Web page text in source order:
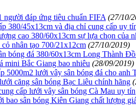
người đáp ứng tiêu chuẩn FIFA (27/10/
380/45x13cm và địa chỉ cung cấp uy
cao 380/60x13cm sự lựa chọn của
nhân tạo 700/21x12cm (27/10/2019)
bóng đá 380/60x13cm Long Thành
mini Bắc Giang bao nhiêu (28/09/2019)
5000m2 lưới vây sân bóng đá cho anh
căng sân bóng Bạc Liêu chính hãng
cấp lưới vây sân bóng Cà Mau uy tín
bao sân bóng Kiên Giang chất lượng